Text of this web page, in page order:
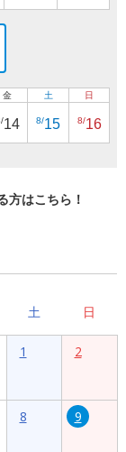
金
14
土
8/15
日
8/16
方はこちら！
土 日
1 2
8 9